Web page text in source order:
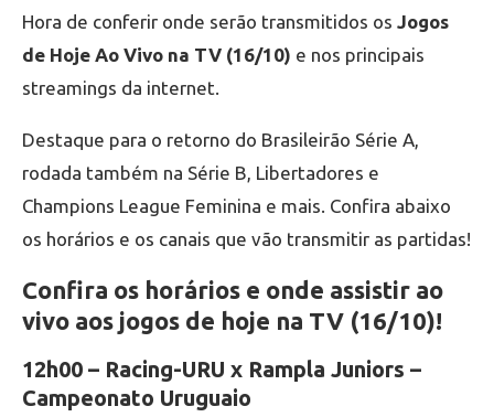
Hora de conferir onde serão transmitidos os Jogos
de Hoje Ao Vivo na TV (16/10) e nos principais
streamings da internet.
Destaque para o retorno do Brasileirão Série A,
rodada também na Série B, Libertadores e
Champions League Feminina e mais. Confira abaixo
os horários e os canais que vão transmitir as partidas!
Confira os horários e onde assistir ao
vivo aos jogos de hoje na TV (16/10)!
12h00 – Racing-URU x Rampla Juniors –
Campeonato Uruguaio